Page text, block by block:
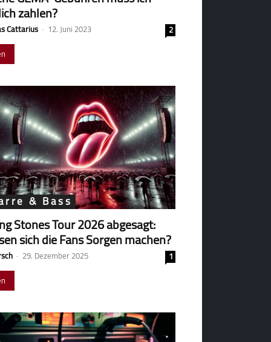
zahlen?
Cattarius - 12. Juni 2023
2
& Bass
Stones Tour 2026 abgesagt:
sich die Fans Sorgen machen?
- 29. Dezember 2025
1